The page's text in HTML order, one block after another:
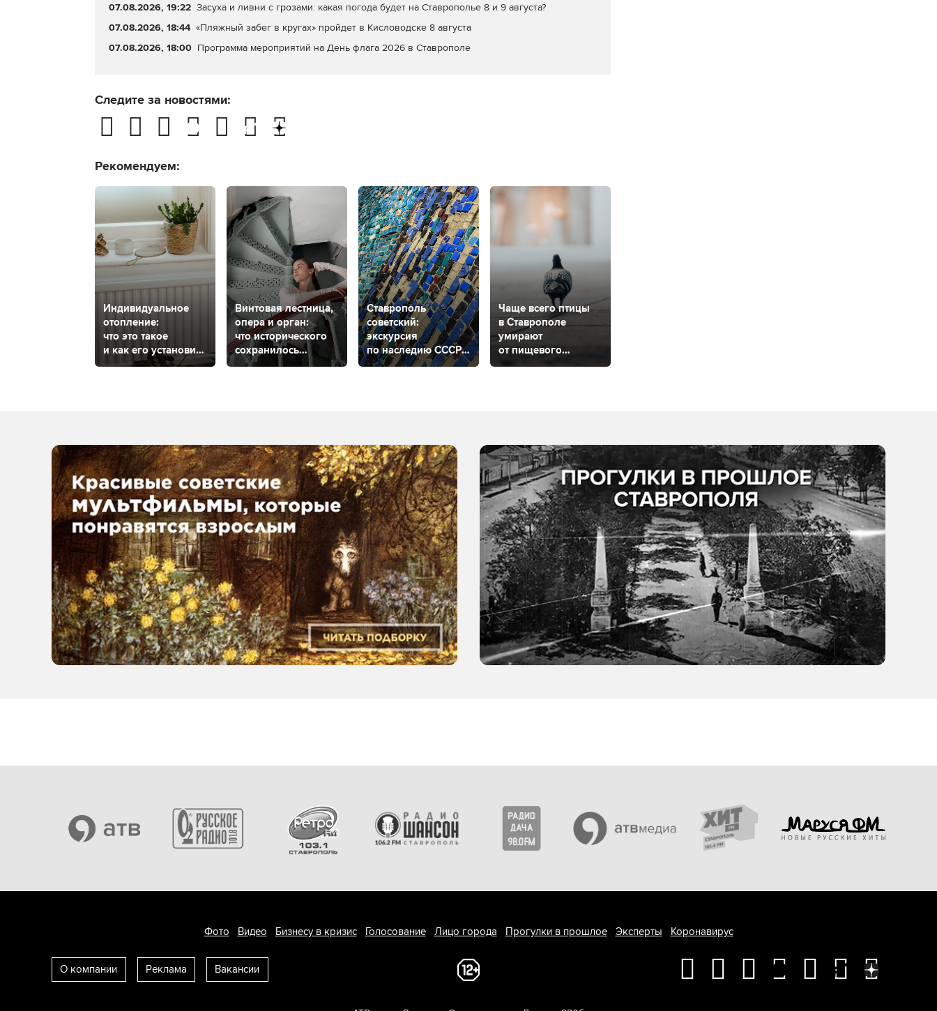
07.08.2026, 19:22 Засуха и ливни с грозами: какая погода будет на Ставрополье 8 и 9 августа?
07.08.2026, 18:44 «Пляжный забег в кругах» пройдет в Кисловодске 8 августа
07.08.2026, 18:00 Программа мероприятий на День флага 2026 в Ставрополе
Следите за новостями:
Рекомендуем:
Индивидуальное
отопление:
что это такое
и как его установить
в Ставрополе?
Винтовая лестница,
опера и орган:
что исторического
сохранилось
в музыкальном
Ставрополь
советский:
экскурсия
по наследию СССР
на фасадах и стенах
Чаще всего птицы
в Ставрополе
умирают
от пищевого
отравления
Фото Видео Бизнесу в кризис Голосование Лицо города Прогулки в прошлое Эксперты Коронавирус
О компании Реклама Вакансии